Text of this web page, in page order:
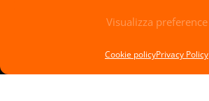
Visualizza preference
Cookie policyPrivacy Policy